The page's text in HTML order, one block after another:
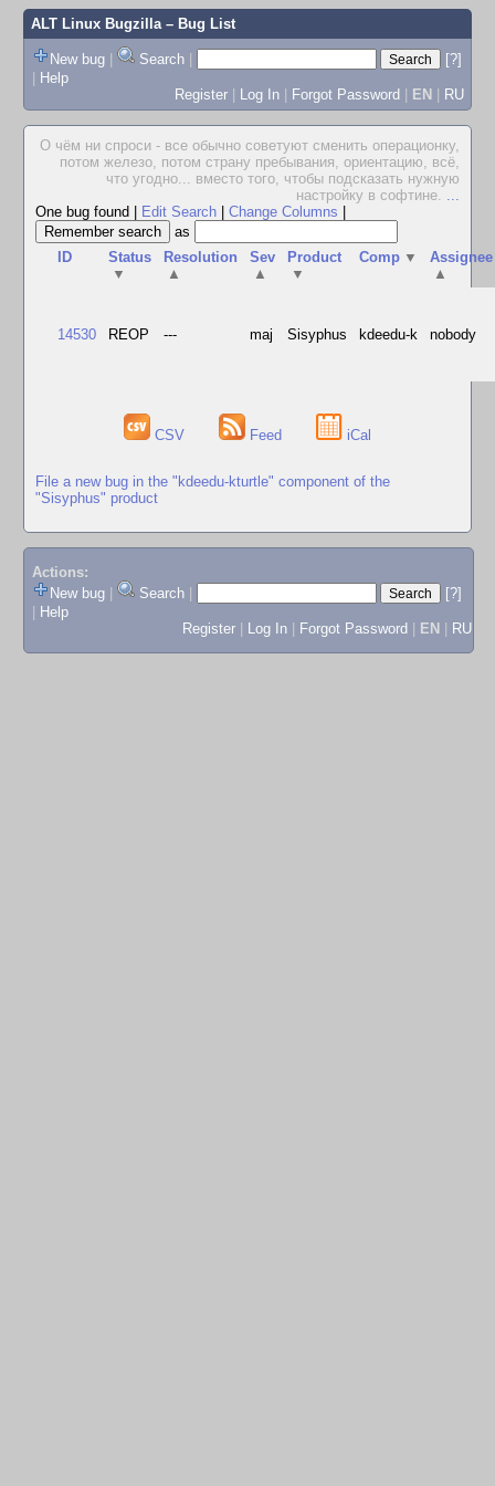
ALT Linux Bugzilla– Bug List
New bug | Search |
[?]
| Help
Register | Log In | Forgot Password | EN | RU
О чём ни спроси - все обычно советуют сменить операционку,
потом железо, потом страну пребывания, ориентацию, всё,
что угодно... вместо того, чтобы подсказать нужную
настройку в софтине. ...
One bug found
Edit Search Change Columns
as
ID
Status
▼
Resolution
▲
Sev
▲
Product
▼
Comp ▼
Assignee
▲
14530 REOP --- maj Sisyphus kdeedu-k nobody
CSV Feed iCal
File a new bug in the "kdeedu-kturtle" component of the
"Sisyphus" product
Actions:
New bug
Search
[?]
Help
Register
Log In Forgot Password EN RU